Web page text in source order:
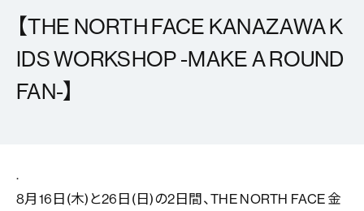
【THE NORTH FACE KANAZAWA K
IDS WORKSHOP -MAKE A ROUND
FAN-】
.
8月16日(木)と26日(日)の2日間、THE NORTH FACE 金